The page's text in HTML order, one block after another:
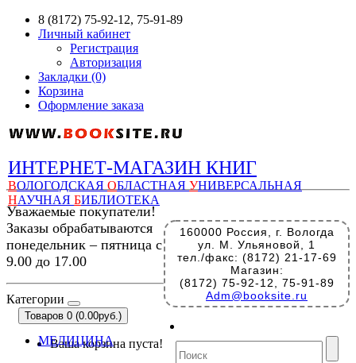
8 (8172) 75-92-12, 75-91-89
Личный кабинет
Регистрация
Авторизация
Закладки (0)
Корзина
Оформление заказа
ИНТЕРНЕТ-МАГАЗИН КНИГ
ВОЛОГОДСКАЯ ОБЛАСТНАЯ УНИВЕРСАЛЬНАЯ
НАУЧНАЯ БИБЛИОТЕКА
160000 Россия, г. Вологда
ул. М. Ульяновой, 1
тел./факс: (8172) 21-17-69
Магазин:
(8172) 75-92-12, 75-91-89
Adm@booksite.ru
Уважаемые покупатели!
Заказы обрабатываются
понедельник – пятница с
9.00 до 17.00
Категории
Товаров 0 (0.00руб.)
Ваша корзина пуста!
МЕДИЦИНА